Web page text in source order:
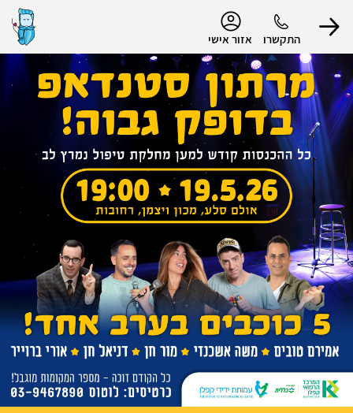
התקשרו אזור אישי
הפרופיל שלי
התנתק